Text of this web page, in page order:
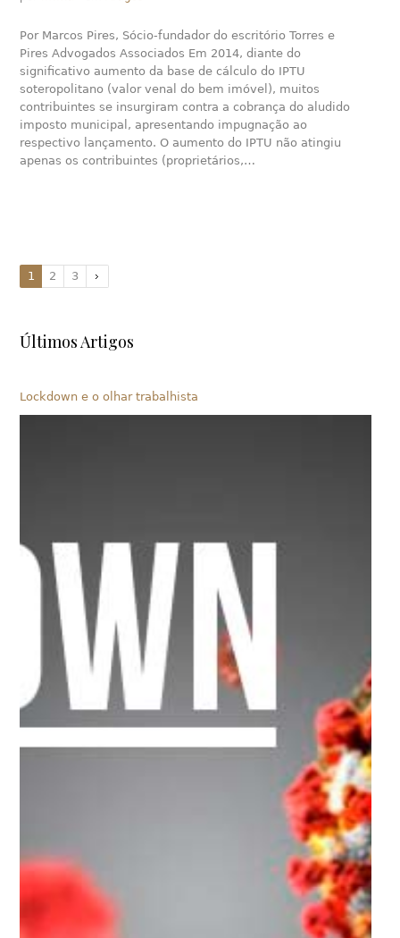
Por Marcos Pires, Sócio-fundador do escritório Torres e
Pires Advogados Associados Em 2014, diante do
significativo aumento da base de cálculo do IPTU
soteropolitano (valor venal do bem imóvel), muitos
contribuintes se insurgiram contra a cobrança do aludido
imposto municipal, apresentando impugnação ao
respectivo lançamento. O aumento do IPTU não atingiu
apenas os contribuintes (proprietários,…
1 2 3
Últimos Artigos
Lockdown e o olhar trabalhista